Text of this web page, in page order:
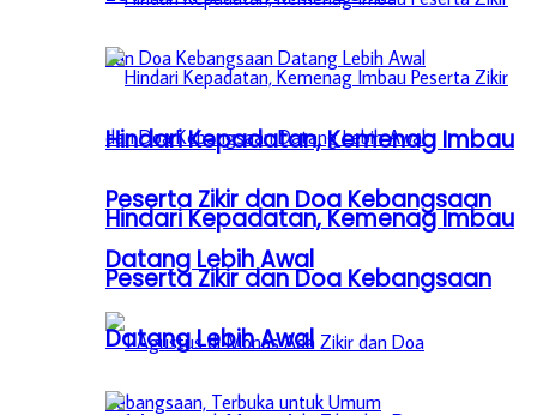
Hindari Kepadatan, Kemenag Imbau
Peserta Zikir dan Doa Kebangsaan
Datang Lebih Awal
Hindari Kepadatan, Kemenag Imbau
Peserta Zikir dan Doa Kebangsaan
Datang Lebih Awal